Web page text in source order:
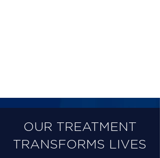
OUR TREATMENT
TRANSFORMS LIVES